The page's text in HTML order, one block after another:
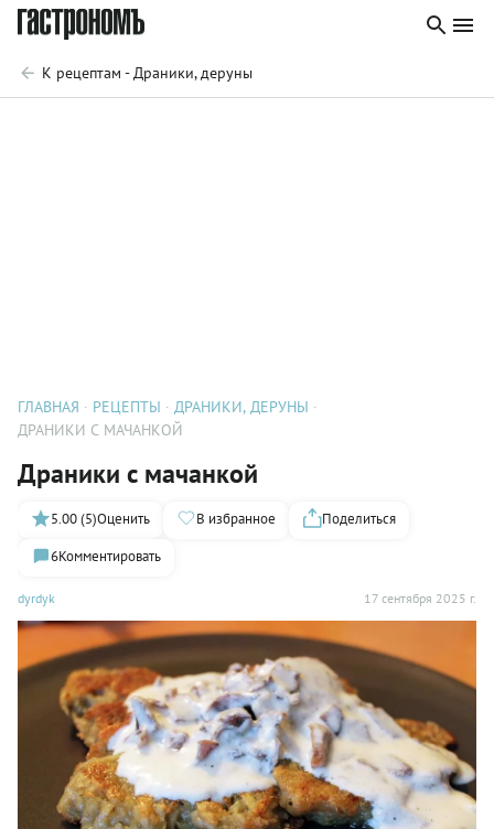
К рецептам - Драники, деруны
ГЛАВНАЯ РЕЦЕПТЫ
ДРАНИКИ, ДЕРУНЫ
ДРАНИКИ С МАЧАНКОЙ
Драники с мачанкой
dyrdyk 17 сентября 2025 г.
5.00 (5)Оценить В избранное
Поделиться
6Комментировать